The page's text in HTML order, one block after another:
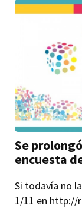
Se
encuesta
Si todavía no
1/11 en http://